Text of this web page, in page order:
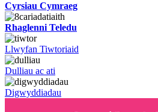
Cyrsiau Cymraeg
Rhaglenni Teledu
Llwyfan Tiwtoriaid
Dulliau ac ati
Digwyddiadau